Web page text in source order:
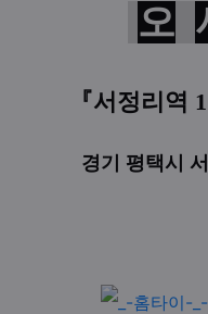
오
『서정리역
경기 평택시